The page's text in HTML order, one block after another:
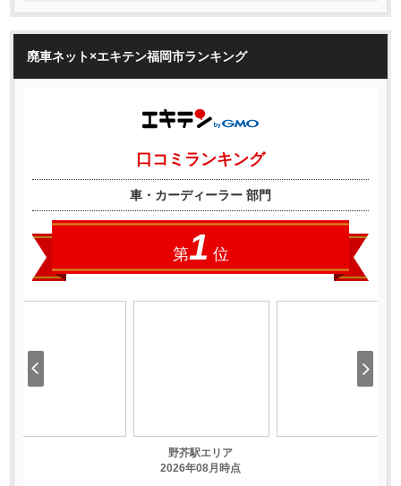
廃車ネット×エキテン福岡市ランキング